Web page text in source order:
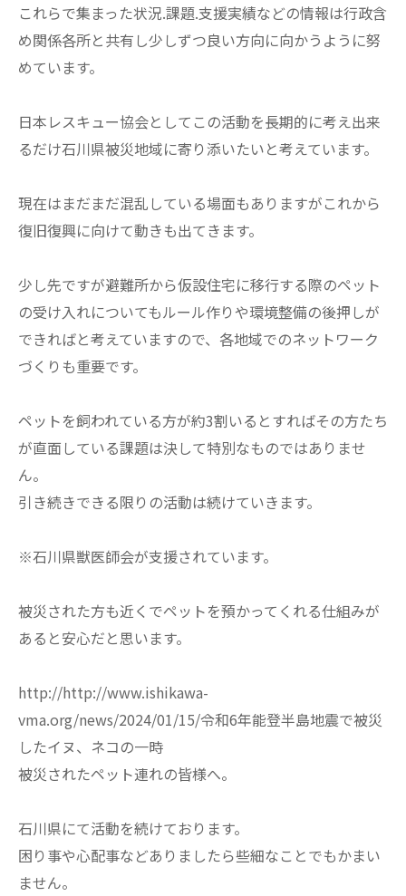
これらで集まった状況.課題.支援実績などの情報は行政含
め関係各所と共有し少しずつ良い方向に向かうように努
めています。
日本レスキュー協会としてこの活動を長期的に考え出来
るだけ石川県被災地域に寄り添いたいと考えています。
現在はまだまだ混乱している場面もありますがこれから
復旧復興に向けて動きも出てきます。
少し先ですが避難所から仮設住宅に移行する際のペット
の受け入れについてもルール作りや環境整備の後押しが
できればと考えていますので、各地域でのネットワーク
づくりも重要です。
ペットを飼われている方が約3割いるとすればその方たち
が直面している課題は決して特別なものではありませ
ん。
引き続きできる限りの活動は続けていきます。
※石川県獣医師会が支援されています。
被災された方も近くでペットを預かってくれる仕組みが
あると安心だと思います。
http://http://www.ishikawa-
vma.org/news/2024/01/15/令和6年能登半島地震で被災
したイヌ、ネコの一時
被災されたペット連れの皆様へ。
石川県にて活動を続けております。
困り事や心配事などありましたら些細なことでもかまい
ません。